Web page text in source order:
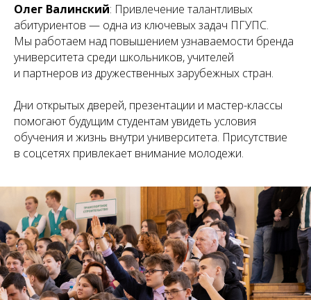
Олег Валинский: Привлечение талантливых
абитуриентов — одна из ключевых задач ПГУПС.
Мы работаем над повышением узнаваемости бренда
университета среди школьников, учителей
и партнеров из дружественных зарубежных стран.
Дни открытых дверей, презентации и мастер-классы
помогают будущим студентам увидеть условия
обучения и жизнь внутри университета. Присутствие
в соцсетях привлекает внимание молодежи.